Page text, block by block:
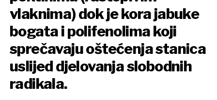
vlaknima) dok je kora jabuke
bogata i polifenolima koji
sprečavaju oštećenja stanica
uslijed djelovanja slobodnih
radikala.